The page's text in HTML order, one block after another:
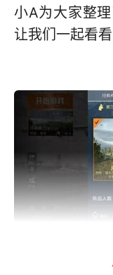
小A为大家整
让我们一起看看
打
生存时间越长